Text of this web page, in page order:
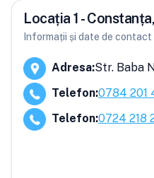
Locația 1 -
Informații și date de
Adresa:Str. Baba
Telefon:0784 201
Telefon:0724 218